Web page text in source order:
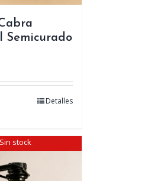
Semicurado
Detalles
Sin stock